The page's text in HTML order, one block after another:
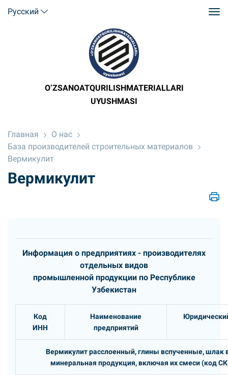
Русский
O’ZSANOATQURILISHMATERIALLARI
UYUSHMASI
Главная
О нас
База производителей строительных материалов
Вермикулит
Вермикулит
Информация о предприятиях - производителях
отдельных видов
промышленной продукции по Республике
Узбекистан
Код
ИНН
Наименование
предприятий
Вермикулит расслоенный, глины вспученные, шлак
минеральная продукция, включая их смеси (код